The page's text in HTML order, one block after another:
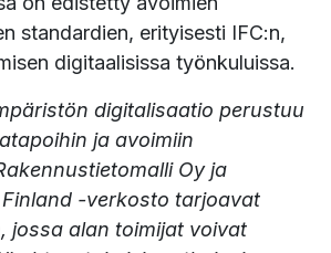
standardien, erityisesti IFC:n,
digitaalisissa työnkuluissa.
digitalisaatio perustuu
ja avoimiin
Oy ja
-verkosto tarjoavat
jossa alan toimijat voivat